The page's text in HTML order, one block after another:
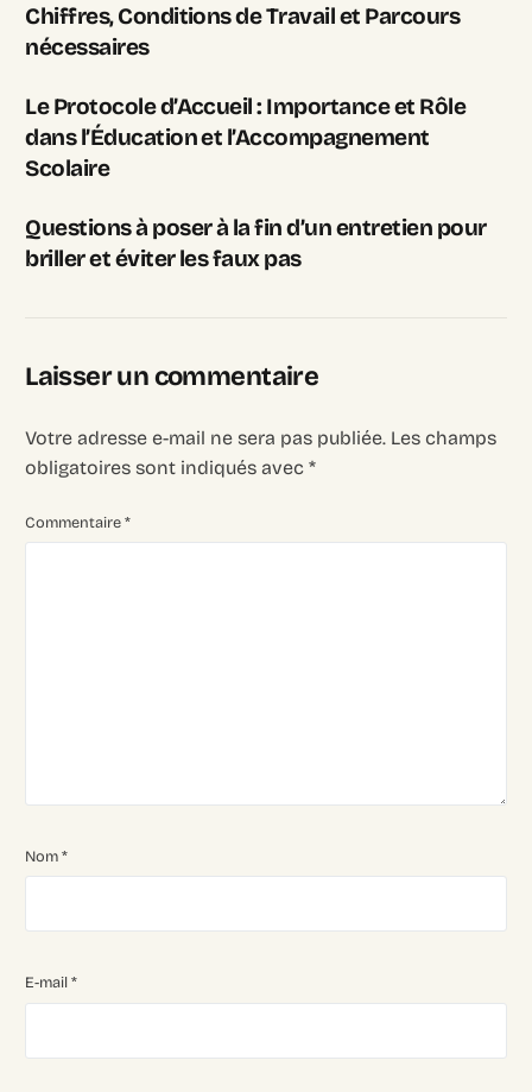
Chiffres, Conditions de Travail et Parcours
nécessaires
Le Protocole d’Accueil : Importance et Rôle
dans l’Éducation et l’Accompagnement
Scolaire
Questions à poser à la fin d’un entretien pour
briller et éviter les faux pas
Laisser un commentaire
Votre adresse e-mail ne sera pas publiée. Les champs
obligatoires sont indiqués avec*
Commentaire*
Nom*
E-mail*